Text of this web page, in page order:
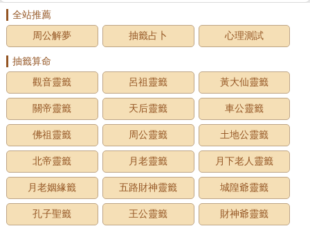
全站推薦
周公解夢
抽籤占卜 心理測試
抽籤算命
觀音靈籤
呂祖靈籤 黃大仙靈籤
關帝靈籤 天后靈籤 車公靈籤
佛祖靈籤 周公靈籤 土地公靈籤
北帝靈籤 月老靈籤 月下老人靈籤
月老姻緣籤 五路財神靈籤 城隍爺靈籤
孔子聖籤 王公靈籤 財神爺靈籤